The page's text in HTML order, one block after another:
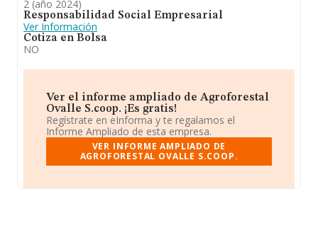
2 (año 2024)
Responsabilidad Social Empresarial
Ver Información
Cotiza en Bolsa
NO
Ver el informe ampliado de Agroforestal
Ovalle S.coop. ¡Es gratis!
Regístrate en eInforma y te regalamos el
Informe Ampliado de esta empresa.
VER INFORME AMPLIADO DE
AGROFORESTAL OVALLE S.COOP.